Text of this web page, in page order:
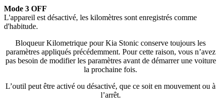
Mode 3 OFF
L'appareil est désactivé, les kilomètres sont enregistrés comme
d'habitude.
Bloqueur Kilometrique pour Kia Stonic conserve toujours les
paramètres appliqués précédemment. Pour cette raison, vous n’avez
pas besoin de modifier les paramètres avant de démarrer une voiture
la prochaine fois.
L’outil peut être activé ou désactivé, que ce soit en mouvement ou à
l’arrêt.